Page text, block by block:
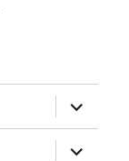
expande
el
menú
inferior
expande